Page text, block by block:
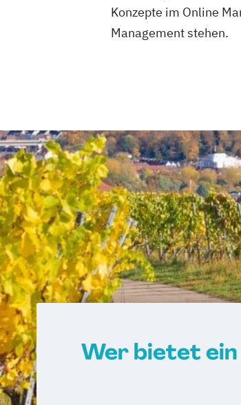
Konzepte im Online
Management stehen.
Wer bietet